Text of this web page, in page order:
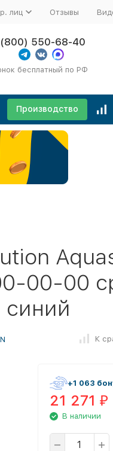
лиц Отзывы
550-68-40
бесплатный по РФ
Производство
00-00
синий
К
+1 063
21 271 ₽
В наличии